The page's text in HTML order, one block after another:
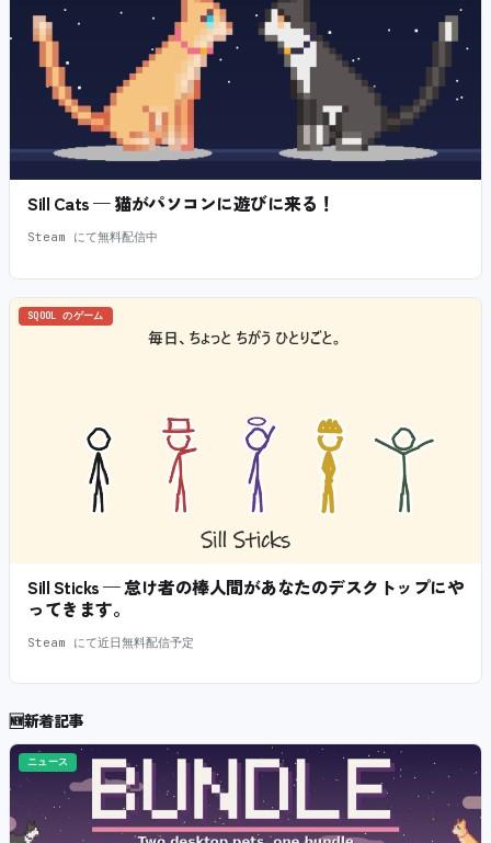
Sill Cats — 猫がパソコンに遊びに来る！
Steam にて無料配信中
SQOOL のゲーム
Sill Sticks — 怠け者の棒人間があなたのデスクトップにや
ってきます。
Steam にて近日無料配信予定
🆕新着記事
ニュース